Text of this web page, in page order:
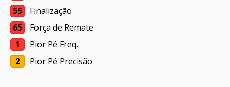
55
Finalização
65
Força de Remate
1
Pior Pé Freq.
2
Pior Pé Precisão